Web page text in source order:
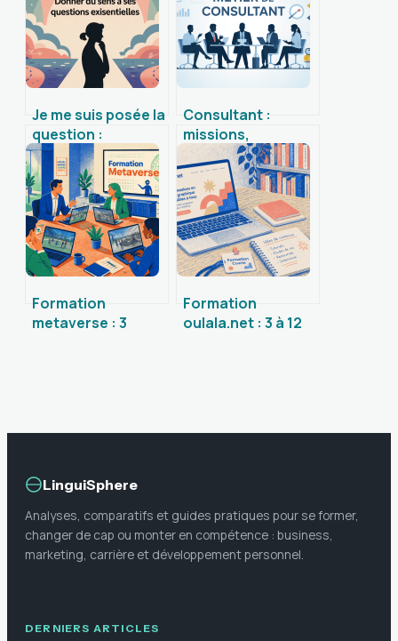
Je me suis posée la
question :
comprendre et
clarifier ses
doutes intérieurs
Consultant :
missions,
compétences et
pistes concrètes
pour réussir
Formation
metaverse : 3
Formation
oulala.net : 3 à 12
LinguiSphere
Analyses, comparatifs et guides pratiques pour se former,
changer de cap ou monter en compétence : business,
marketing, carrière et développement personnel.
DERNIERS ARTICLES